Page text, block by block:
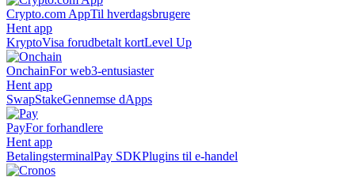
Crypto.com AppTil hverdagsbrugere
Hent app
KryptoVisa forudbetalt kortLevel Up
OnchainFor web3-entusiaster
Hent app
SwapStakeGennemse dApps
PayFor forhandlere
Hent app
BetalingsterminalPay SDKPlugins til e-handel